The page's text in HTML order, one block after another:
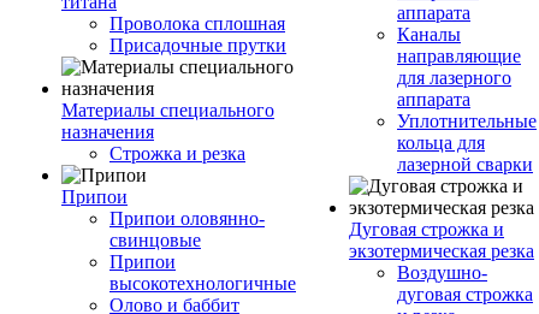
Проволока сплошная
Присадочные прутки
Материалы специального
назначения
Строжка и резка
Припои
Припои оловянно-
свинцовые
Припои
высокотехнологичные
Олово и баббит
аппарата
Каналы
направляющие
для лазерного
аппарата
Уплотнительные
кольца для
лазерной сварки
Дуговая строжка и
экзотермическая резка
Воздушно-
дуговая строжка